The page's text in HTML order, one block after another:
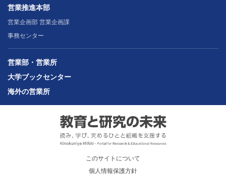
営業推進本部
営業企画部 営業企画課
事務センター
営業部・営業所
大学ブックセンター
海外の営業所
このサイトについて
個人情報保護方針